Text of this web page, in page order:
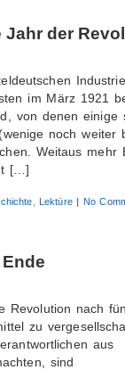
Jahr der
im März 1921
von denen einige
noch weiter
Weitaus mehr
[…]
,Lektüre | No
Revolution nach
zu
aus
sind